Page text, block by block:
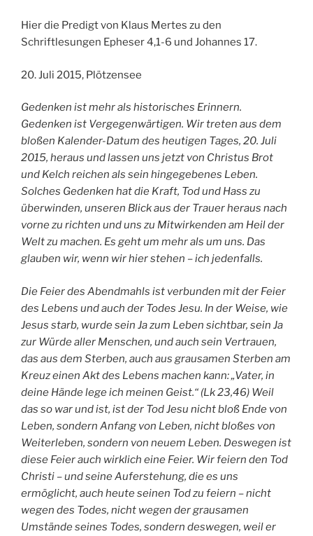
Hier die Predigt von Klaus Mertes zu den
Schriftlesungen Epheser 4,1-6 und Johannes 17.
20. Juli 2015, Plötzensee
Gedenken ist mehr als historisches Erinnern.
Gedenken ist Vergegenwärtigen. Wir treten aus dem
bloßen Kalender-Datum des heutigen Tages, 20. Juli
2015, heraus und lassen uns jetzt von Christus Brot
und Kelch reichen als sein hingegebenes Leben.
Solches Gedenken hat die Kraft, Tod und Hass zu
überwinden, unseren Blick aus der Trauer heraus nach
vorne zu richten und uns zu Mitwirkenden am Heil der
Welt zu machen. Es geht um mehr als um uns. Das
glauben wir, wenn wir hier stehen – ich jedenfalls.
Die Feier des Abendmahls ist verbunden mit der Feier
des Lebens und auch der Todes Jesu. In der Weise, wie
Jesus starb, wurde sein Ja zum Leben sichtbar, sein Ja
zur Würde aller Menschen, und auch sein Vertrauen,
das aus dem Sterben, auch aus grausamen Sterben am
Kreuz einen Akt des Lebens machen kann: „Vater, in
deine Hände lege ich meinen Geist.“ (Lk 23,46) Weil
das so war und ist, ist der Tod Jesu nicht bloß Ende von
Leben, sondern Anfang von Leben, nicht bloßes von
Weiterleben, sondern von neuem Leben. Deswegen ist
diese Feier auch wirklich eine Feier. Wir feiern den Tod
Christi – und seine Auferstehung, die es uns
ermöglicht, auch heute seinen Tod zu feiern – nicht
wegen des Todes, nicht wegen der grausamen
Umstände seines Todes, sondern deswegen, weil er